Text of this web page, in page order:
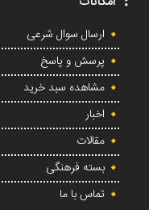
ارسال سوال شرعی
پرسش و پاسخ
مشاهده سبد خرید
اخبار
مقالات
بسته فرهنگی
تماس با ما